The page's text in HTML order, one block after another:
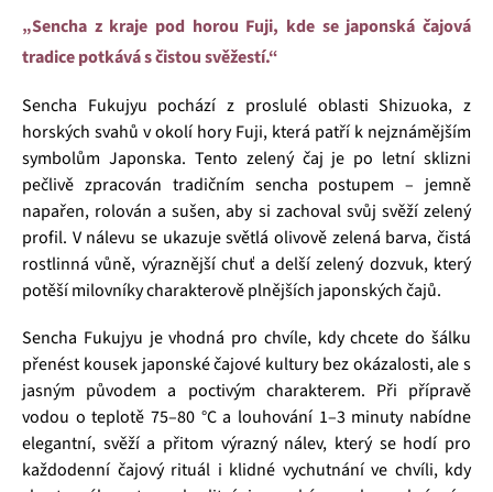
„Sencha z kraje pod horou Fuji, kde se japonská čajová
tradice potkává s čistou svěžestí.“
Sencha Fukujyu pochází z proslulé oblasti Shizuoka, z
horských svahů v okolí hory Fuji, která patří k nejznámějším
symbolům Japonska. Tento zelený čaj je po letní sklizni
pečlivě zpracován tradičním sencha postupem – jemně
napařen, rolován a sušen, aby si zachoval svůj svěží zelený
profil. V nálevu se ukazuje světlá olivově zelená barva, čistá
rostlinná vůně, výraznější chuť a delší zelený dozvuk, který
potěší milovníky charakterově plnějších japonských čajů.
Sencha Fukujyu je vhodná pro chvíle, kdy chcete do šálku
přenést kousek japonské čajové kultury bez okázalosti, ale s
jasným původem a poctivým charakterem. Při přípravě
vodou o teplotě 75–80 °C a louhování 1–3 minuty nabídne
elegantní, svěží a přitom výrazný nálev, který se hodí pro
každodenní čajový rituál i klidné vychutnání ve chvíli, kdy